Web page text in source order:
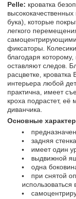
Pelle: кроватка
бука), которые
легкого
фиксаторы.
благодаря
оставляют следов.
расцветке,
интерьера любой
практична, имеет
кроха подрастет, её
диванчика.
Основные
задняя
имеет один
выдвижной
одна
при снятой
использоваться